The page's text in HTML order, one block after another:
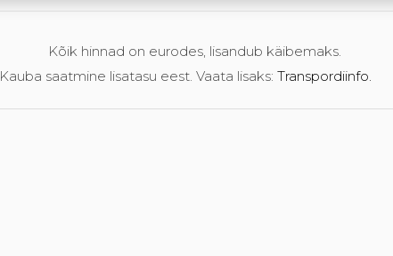
Kõik hinnad on eurodes, lisandub käibemaks.
Kauba saatmine lisatasu eest. Vaata lisaks:Transpordiinfo.